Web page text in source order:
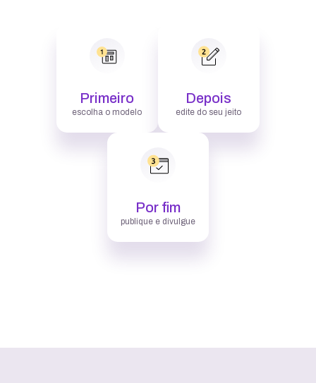
Primeiro
escolha o modelo
Depois
edite do seu jeito
Por fim
publique e divulgue